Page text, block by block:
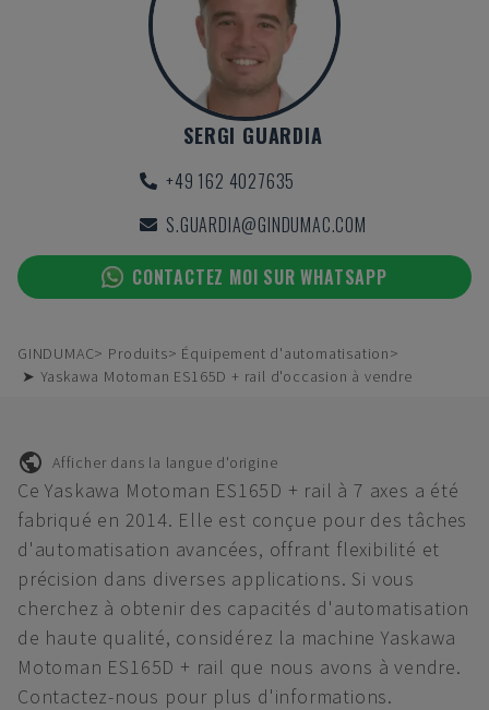
SERGI GUARDIA
+49 162 4027635
S.GUARDIA@GINDUMAC.COM
CONTACTEZ MOI SUR WHATSAPP
GINDUMAC Produits
Équipement d'automatisation
➤ Yaskawa Motoman ES165D + rail d'occasion à vendre
Afficher dans la langue d'origine
Ce Yaskawa Motoman ES165D + rail à 7 axes a été
fabriqué en 2014. Elle est conçue pour des tâches
d'automatisation avancées, offrant flexibilité et
précision dans diverses applications. Si vous
cherchez à obtenir des capacités d'automatisation
de haute qualité, considérez la machine Yaskawa
Motoman ES165D + rail que nous avons à vendre.
Contactez-nous pour plus d'informations.